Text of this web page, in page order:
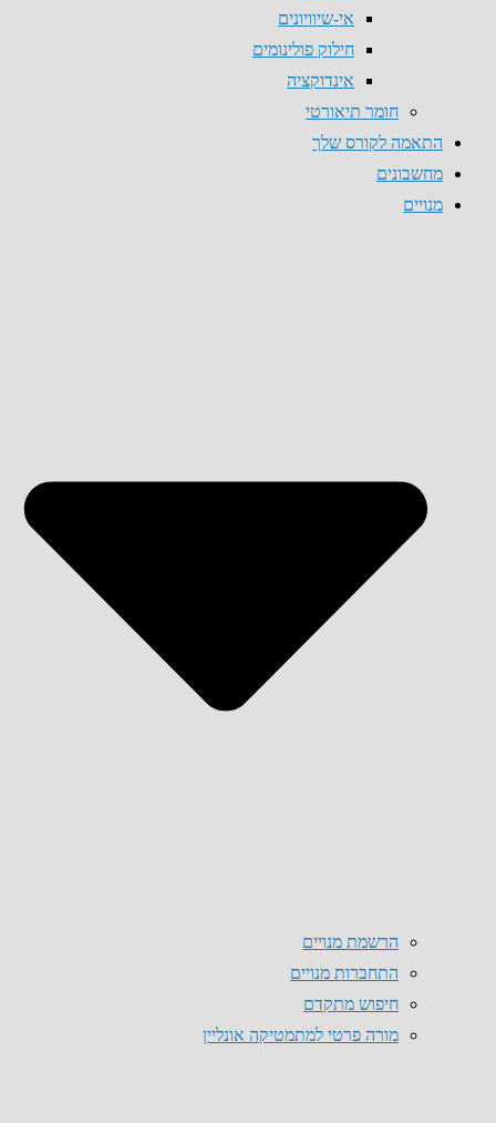
אי-שיוויונים
חילוק פולינומים
אינדוקציה
חומר תיאורטי
התאמה לקורס שלך
מחשבונים
מנויים
הרשמת מנויים
התחברות מנויים
חיפוש מתקדם
מורה פרטי למתמטיקה אונליין